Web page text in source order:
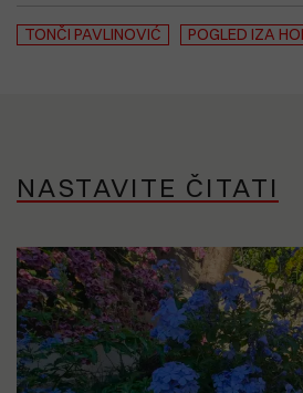
TONČI PAVLINOVIĆ POGLED IZA
NASTAVITE ČITATI